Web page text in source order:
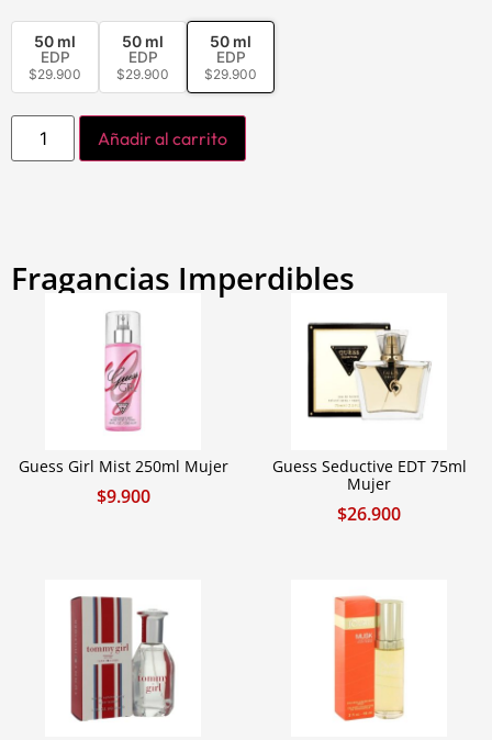
50 ml
EDP
$29.900
50 ml
EDP
$29.900
50 ml
EDP
$29.900
Añadir al carrito
Fragancias Imperdibles
Guess Girl Mist 250ml Mujer
$9.900
Guess Seductive EDT 75ml
Mujer
$26.900